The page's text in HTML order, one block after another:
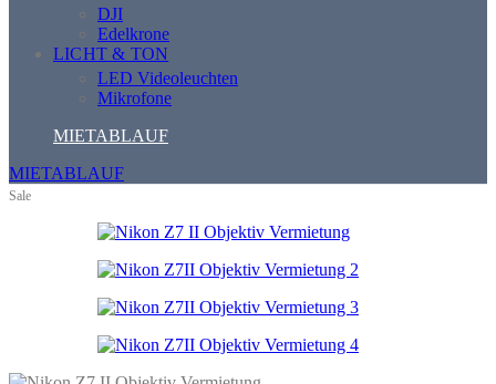
DJI
Edelkrone
LICHT & TON
LED Videoleuchten
Mikrofone
MIETABLAUF
MIETABLAUF
Sale